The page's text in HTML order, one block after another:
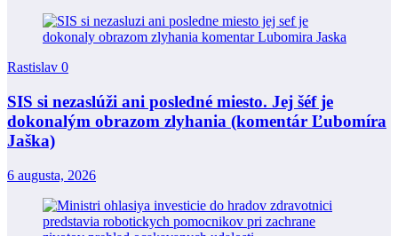
Rastislav 0
SIS si nezaslúži ani posledné miesto. Jej šéf je
dokonalým obrazom zlyhania (komentár Ľubomíra
Jaška)
6 augusta, 2026